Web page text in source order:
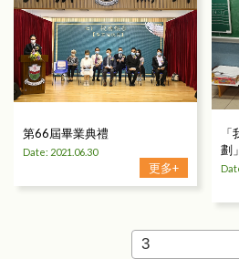
第66屆畢業典禮
Date: 2021.06.30
更多+
劃